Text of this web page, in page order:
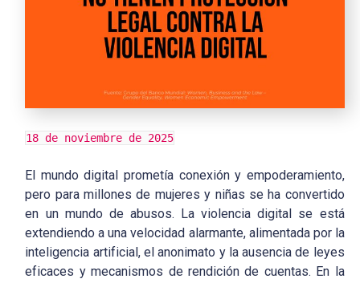
18 de noviembre de 2025
El mundo digital prometía conexión y empoderamiento,
pero para millones de mujeres y niñas se ha convertido
en un mundo de abusos. La violencia digital se está
extendiendo a una velocidad alarmante, alimentada por la
inteligencia artificial, el anonimato y la ausencia de leyes
eficaces y mecanismos de rendición de cuentas. En la